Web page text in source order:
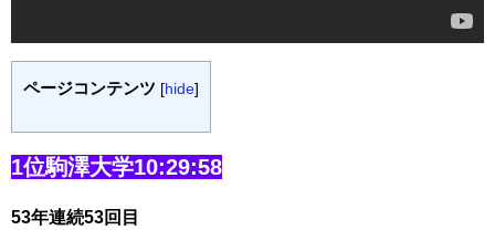
ページコンテンツ [hide]
1位駒澤大学10:29:58
53年連続53回目